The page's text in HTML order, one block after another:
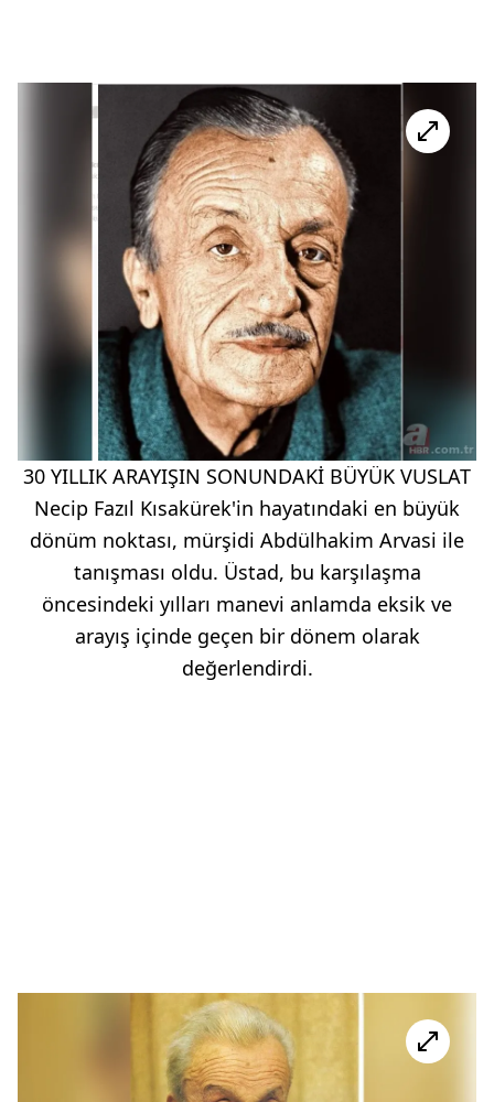
30 YILLIK ARAYIŞIN SONUNDAKİ BÜYÜK VUSLAT
Necip Fazıl Kısakürek'in hayatındaki en büyük
dönüm noktası, mürşidi Abdülhakim Arvasi ile
tanışması oldu. Üstad, bu karşılaşma
öncesindeki yılları manevi anlamda eksik ve
arayış içinde geçen bir dönem olarak
değerlendirdi.